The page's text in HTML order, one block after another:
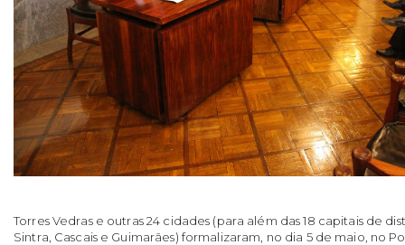
Torres Vedras e outras 24 cidades (para além das 18 capitais de
Sintra, Cascais e Guimarães) formalizaram, no dia 5 de maio, no